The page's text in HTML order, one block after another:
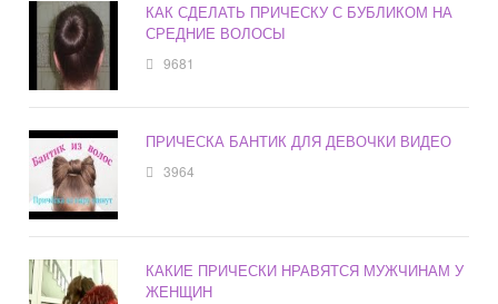
КАК СДЕЛАТЬ ПРИЧЕСКУ С БУБЛИКОМ НА
СРЕДНИЕ ВОЛОСЫ
9681
ПРИЧЕСКА БАНТИК ДЛЯ ДЕВОЧКИ ВИДЕО
3964
КАКИЕ ПРИЧЕСКИ НРАВЯТСЯ МУЖЧИНАМ У
ЖЕНЩИН